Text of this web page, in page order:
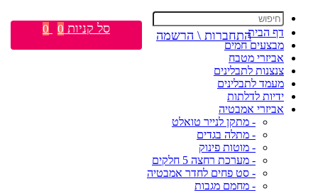
דף הבית
מבצעים חמים
אביזרי מטבח
צנצנות לתבלינים
מעמד לתבלינים
ידיות לדלתות
אביזרי אמבטיה
- מתקן לנייר טואלט
- מתלה בגדים
- מוטות פינוק
- מערכת רחצה 5 חלקים
- סט פחים לחדר אמבטיה
- מחמם מגבות
התחברות \ הרשמה סל קניות 0
0